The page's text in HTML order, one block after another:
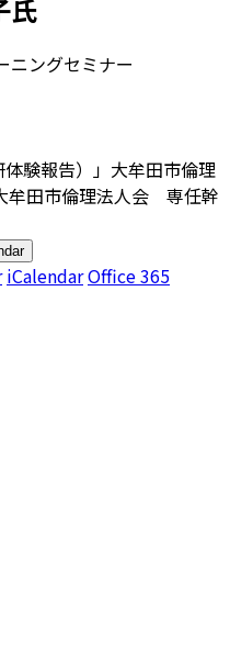
ニングセミナー
験報告）」大牟田市倫理
田市倫理法人会 専任幹
iCalendarOffice 365